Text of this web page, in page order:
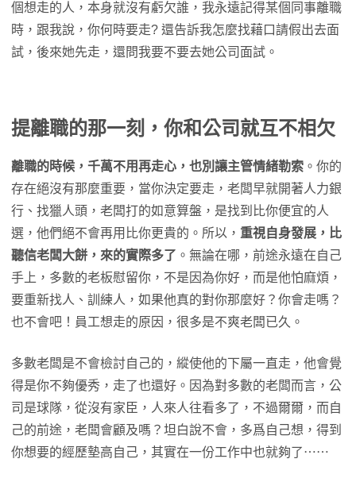
個想走的人，本身就沒有虧欠誰，我永遠記得某個同事離職
時，跟我說，你何時要走? 還告訴我怎麼找藉口請假出去面
試，後來她先走，還問我要不要去她公司面試。
提離職的那一刻，你和公司就互不相欠
離職的時候，千萬不用再走心，也別讓主管情緒勒索 。你的
存在絕沒有那麼重要，當你決定要走，老闆早就開著人力銀
行、找獵人頭，老闆打的如意算盤，是找到比你便宜的人
選，他們絕不會再用比你更貴的。所以， 重視自身發展，比
聽信老闆大餅，來的實際多了 。無論在哪，前途永遠在自己
手上，多數的老板慰留你，不是因為你好，而是他怕麻煩，
要重新找人、訓練人，如果他真的對你那麼好？你會走嗎？
也不會吧！員工想走的原因，很多是不爽老闆已久。
多數老闆是不會檢討自己的，縱使他的下屬一直走，他會覺
得是你不夠優秀，走了也還好。因為對多數的老闆而言，公
司是球隊，從沒有家臣，人來人往看多了，不過爾爾，而自
己的前途，老闆會顧及嗎？坦白說不會，多爲自己想，得到
你想要的經歷墊高自己，其實在一份工作中也就夠了⋯⋯